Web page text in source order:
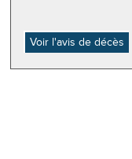
Voir l'avis de décès